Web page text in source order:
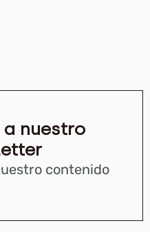
a nuestro
contenido